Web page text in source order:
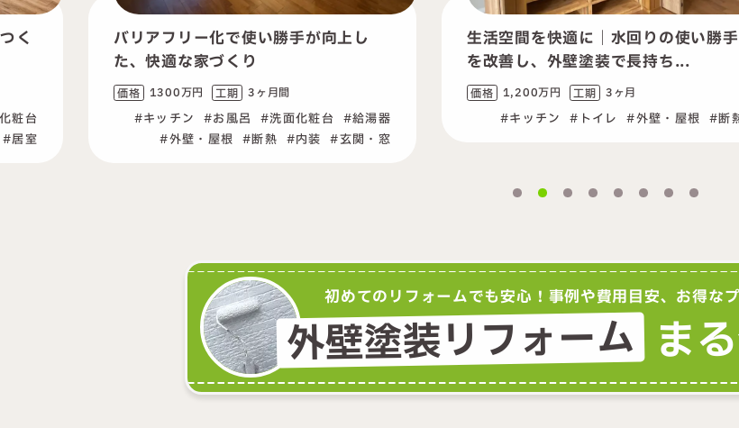
勝手が向上し
洗面化粧台
熱
生活空間を快適に｜水回りの使い勝手
を改善し、外壁塗装で長持ち...
価格 1,200万円
キッチン トイレ 外壁・屋根
家族4人が楽しく暮ら
住まい｜築40年の中古
価格 2,200万円
キッチン お風呂 ト
初めてのリフォームでも安心！ 事例や費用目安、お得な
外壁塗装リフォーム ま